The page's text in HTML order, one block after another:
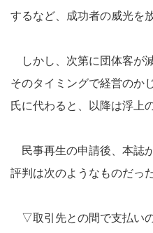
するなど、成功者の威光を
しかし、次第に団体客が
そのタイミングで経営のか
氏に代わると、以降は浮上
民事再生の申請後、本誌
評判は次のようなものだった
▽取引先との間で支払いの